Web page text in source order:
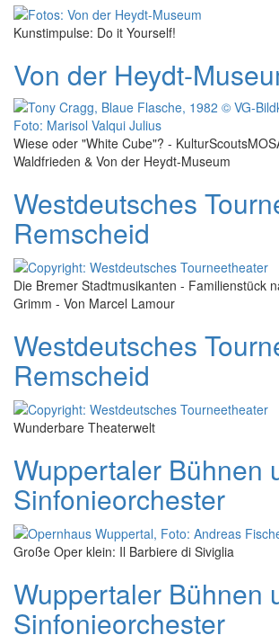
Kunstimpulse: Do it Yourself!
Von der Heydt-
Wiese oder "White Cube"? -
Waldfrieden & Von der Heydt-Museum
Westdeutsches
Remscheid
Die Bremer Stadtmusikanten - Familienstück
Grimm - Von Marcel Lamour
Westdeutsches
Remscheid
Wunderbare Theaterwelt
Wuppertaler Bühnen
Sinfonieorchester
Große Oper klein: Il Barbiere di Siviglia
Wuppertaler Bühnen
Sinfonieorchester